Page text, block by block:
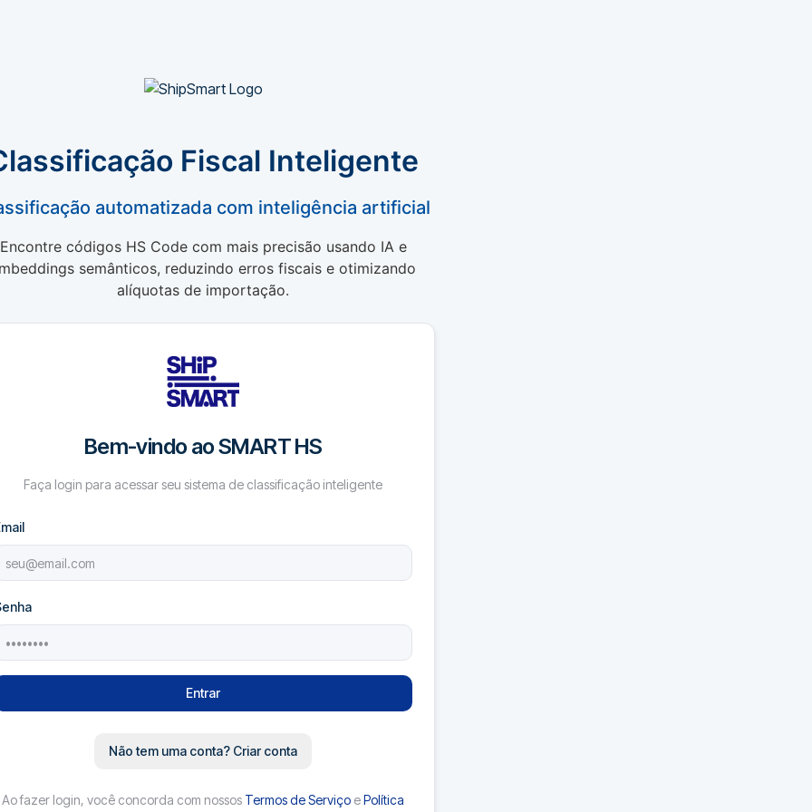
Fiscal Inteligente
automatizada com inteligência artificial
Encontre códigos HS Code com mais precisão usando IA e
semânticos, reduzindo erros fiscais e otimizando
alíquotas de importação.
Bem-vindo ao SMART HS
Faça login para acessar seu sistema de classificação inteligente
Entrar
Não tem uma conta? Criar conta
Aofazer login, você concorda com nossos Termos de Serviço ePolítica